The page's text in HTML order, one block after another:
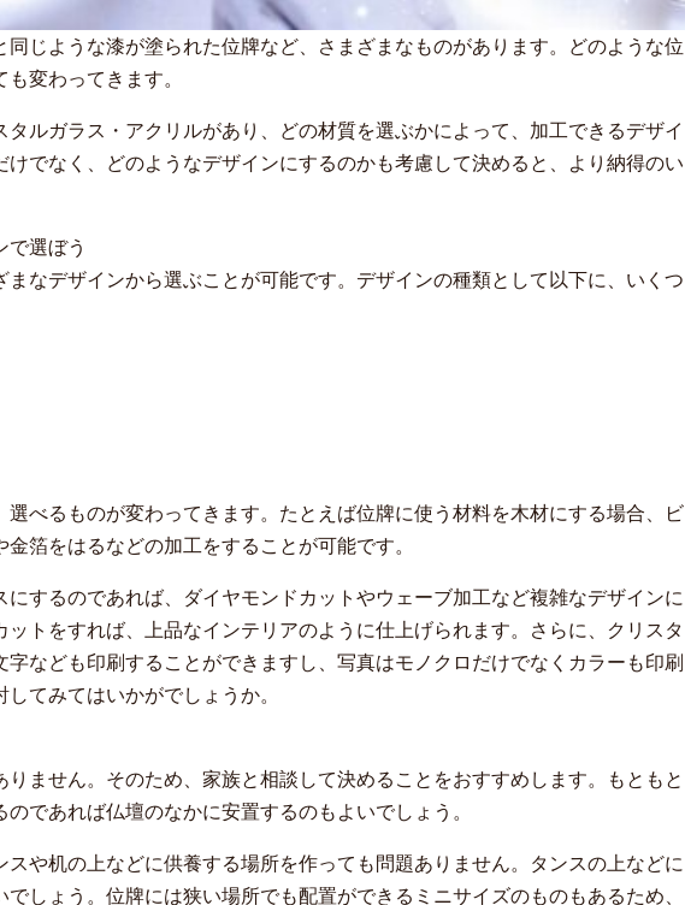
じような漆が塗られた位牌など、さまざまなものがあります。どのような位
変わってきます。
ルガラス・アクリルがあり、どの材質を選ぶかによって、加工できるデザイ
でなく、どのようなデザインにするのかも考慮して決めると、より納得のい
で選ぼう
なデザインから選ぶことが可能です。デザインの種類として以下に、いくつ
選べるものが変わってきます。たとえば位牌に使う材料を木材にする場合、ビ
箔をはるなどの加工をすることが可能です。
するのであれば、ダイヤモンドカットやウェーブ加工など複雑なデザインに
トをすれば、上品なインテリアのように仕上げられます。さらに、クリスタ
なども印刷することができますし、写真はモノクロだけでなくカラーも印刷
てみてはいかがでしょうか。
ません。そのため、家族と相談して決めることをおすすめします。もともと
であれば仏壇のなかに安置するのもよいでしょう。
や机の上などに供養する場所を作っても問題ありません。タンスの上などに
しょう。位牌には狭い場所でも配置ができるミニサイズのものもあるため、